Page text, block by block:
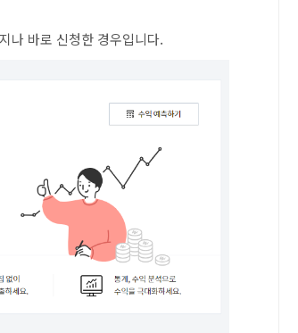
나 바로 신청한 경우입니다.